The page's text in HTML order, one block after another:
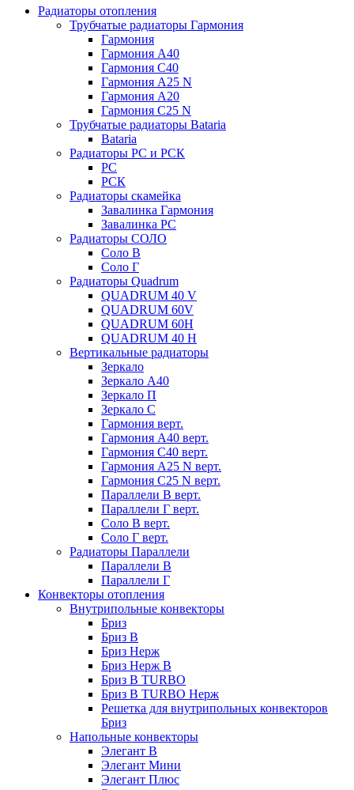
Радиаторы отопления
Трубчатые радиаторы Гармония
Гармония
Гармония А40
Гармония С40
Гармония А25 N
Гармония А20
Гармония С25 N
Трубчатые радиаторы Bataria
Bataria
Радиаторы РС и РСК
РС
РСК
Радиаторы скамейка
Завалинка Гармония
Завалинка РС
Радиаторы СОЛО
Соло В
Соло Г
Радиаторы Quadrum
QUADRUM 40 V
QUADRUM 60V
QUADRUM 60H
QUADRUM 40 H
Вертикальные радиаторы
Зеркало
Зеркало А40
Зеркало П
Зеркало С
Гармония верт.
Гармония А40 верт.
Гармония С40 верт.
Гармония А25 N верт.
Гармония С25 N верт.
Параллели В верт.
Параллели Г верт.
Соло В верт.
Соло Г верт.
Радиаторы Параллели
Параллели В
Параллели Г
Конвекторы отопления
Внутрипольные конвекторы
Бриз
Бриз В
Бриз Нерж
Бриз Нерж В
Бриз В TURBO
Бриз В TURBO Нерж
Решетка для внутрипольных конвекторов
Бриз
Напольные конвекторы
Элегант В
Элегант Мини
Элегант Плюс